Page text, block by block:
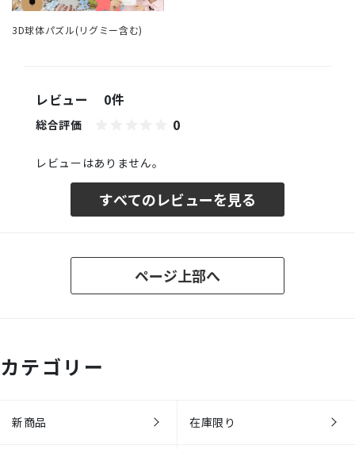
3D球体パズル(リグミー含む)
レビュー 0件
総合評価 0
レビューはありません。
すべてのレビューを見る
ページ上部へ
カテゴリー
新商品 在庫限り